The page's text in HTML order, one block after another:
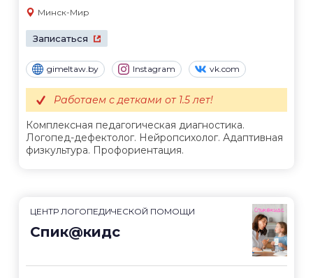
Минск-Мир
Записаться
gimeltaw.by Instagram vk.com
Комплексная педагогическая диагностика.
Логопед-дефектолог. Нейропсихолог. Адаптивная
физкультура. Профориентация.
Работаем с детками от 1.5 лет!
ЦЕНТР ЛОГОПЕДИЧЕСКОЙ ПОМОЩИ
Спик@кидс